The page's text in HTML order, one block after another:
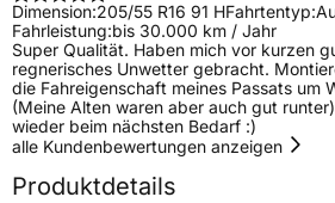
Dimension:205/55 R16 91 HFahrtentyp:
Fahrleistung:bis 30.000 km / Jahr
Super Qualität. Haben mich vor kurzen
regnerisches Unwetter gebracht.
die Fahreigenschaft meines Passats um
(Meine Alten waren aber auch gut
wieder beim nächsten Bedarf :)
alle Kundenbewertungen anzeigen
Produktdetails